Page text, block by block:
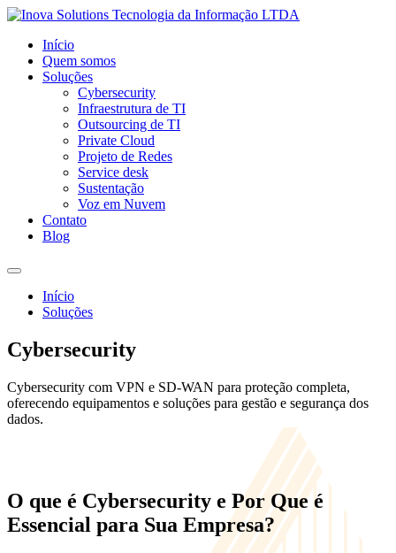
Início
Quem somos
Soluções
Cybersecurity
Infraestrutura de TI
Outsourcing de TI
Private Cloud
Projeto de Redes
Service desk
Sustentação
Voz em Nuvem
Contato
Blog
Início
Soluções
Cybersecurity
Cybersecurity com VPN e SD-WAN para proteção completa,
oferecendo equipamentos e soluções para gestão e segurança dos
dados.
O que é Cybersecurity e Por Que é
Essencial para Sua Empresa?